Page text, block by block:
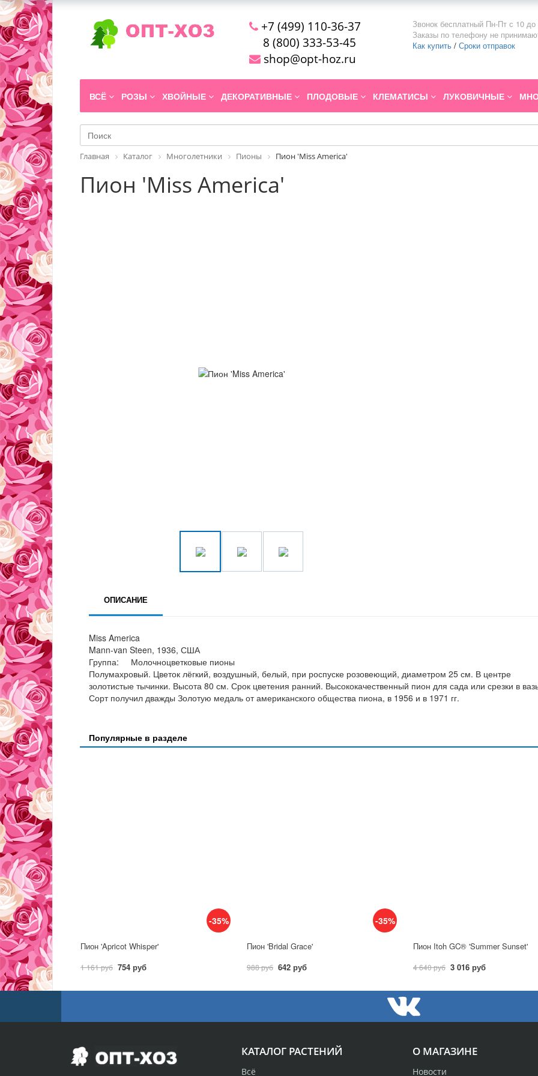
+7 (499) 110-36-37
8 (800) 333-53-45
shop@opt-hoz.ru
Звонок бесплатный Пн-Пт с 10 до
Заказы по телефону не
Как купить / Сроки отправок
ВСЁ РОЗЫ ХВОЙНЫЕ ДЕКОРАТИВНЫЕ ПЛОДОВЫЕ КЛЕМАТИСЫ ЛУКОВИЧНЫЕ
Главная Каталог Многолетники Пионы Пион 'Miss America'
Пион 'Miss America'
ОПИСАНИЕ
Miss America
Mann-van Steen, 1936, США
Группа: Молочноцветковые пионы
Полумахровый. Цветок лёгкий, воздушный, белый, при роспуске розовеющий, диаметром 25 см. В центре
золотистые тычинки. Высота 80 см. Срок цветения ранний. Высококачественный пион для сада или срезки в
Сорт получил дважды Золотую медаль от американского общества пиона, в 1956 и в 1971 гг.
Популярные в разделе
-35%
Пион 'Apricot Whisper'
1 161 руб 754 руб
-35%
Пион 'Bridal Grace'
988 руб 642 руб
Пион Itoh GC® 'Summer Sunset'
4 640 руб 3 016 руб
О МАГАЗИНЕ
Новости
КАТАЛОГ РАСТЕНИЙ
Всё